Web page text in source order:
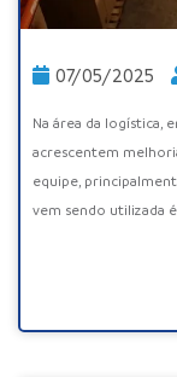
07/05/2025
Na área da logística,
acrescentem
equipe,
vem sendo utilizada